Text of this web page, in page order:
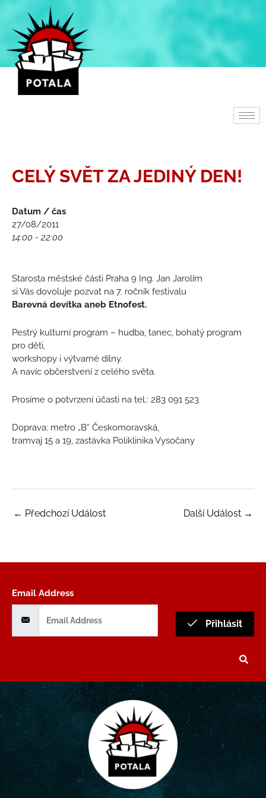
Přeskočit
obsah
CELÝ SVĚT ZA JEDINÝ DEN!
Datum / čas
27/08/2011
14:00 - 22:00
Starosta městské části Praha 9 Ing. Jan Jarolím
si Vás dovoluje pozvat na 7. ročník festivalu
Barevná devítka aneb Etnofest.
Pestrý kulturní program – hudba, tanec, bohatý program
pro děti,
workshopy i výtvarné dílny.
A navíc občerstvení z celého světa.
Prosíme o potvrzení účasti na tel.: 283 091 523
Doprava: metro „B“ Českomoravská,
tramvaj 15 a 19, zastávka Poliklinika Vysočany
← Předchozí Událost Další Událost →
Email Address
Přihlásit